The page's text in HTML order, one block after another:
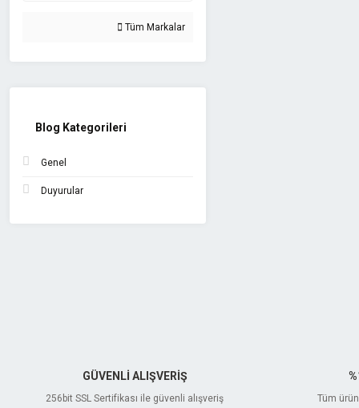
Tüm Markalar
Blog Kategorileri
Genel
Duyurular
GÜVENLİ ALIŞVERİŞ
256bit SSL Sertifikası ile güvenli alışveriş Tüm